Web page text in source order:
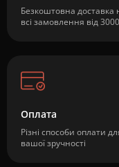
Безкоштовна доставка
всі замовлення від
Оплата
Різні способи оплати
вашої зручності